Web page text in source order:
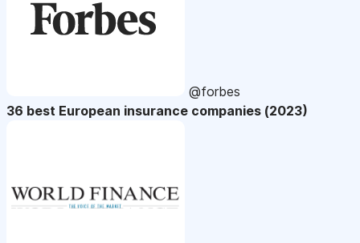
@forbes
36 best European insurance companies (2023)